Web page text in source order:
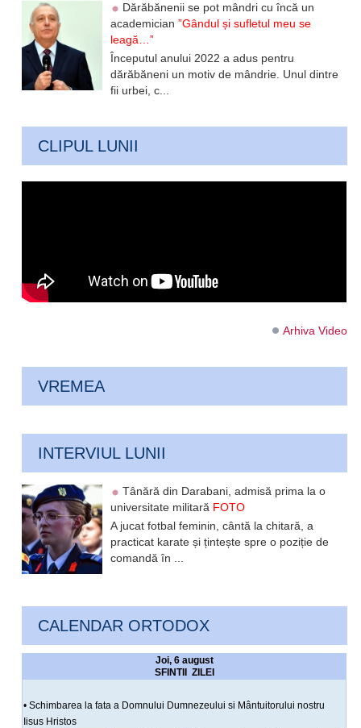
Dărăbănenii se pot mândri cu încă un
academician”Gândul și sufletul meu se
leagă…”
Începutul anului 2022 a adus pentru
dărăbăneni un motiv de mândrie. Unul dintre
fii urbei, c...
CLIPUL LUNII
Arhiva Video
VREMEA
INTERVIUL LUNII
Tânără din Darabani, admisă prima la o
universitate militară FOTO
A jucat fotbal feminin, cântă la chitară, a
practicat karate și țintește spre o poziție de
comandă în ...
CALENDAR ORTODOX
Joi, 6 august
SFINTII ZILEI
• Schimbarea la fata a Domnului Dumnezeului si Mântuitorului nostru
Iisus Hristos